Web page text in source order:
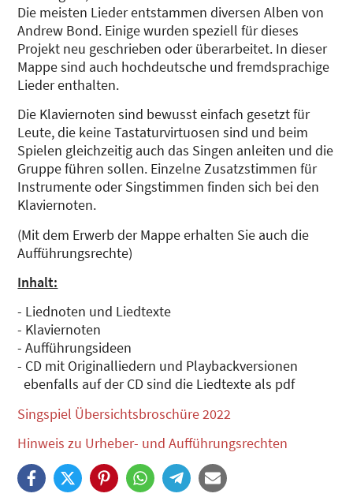
Die meisten Lieder entstammen diversen Alben von
Andrew Bond. Einige wurden speziell für dieses
Projekt neu geschrieben oder überarbeitet. In dieser
Mappe sind auch hochdeutsche und fremdsprachige
Lieder enthalten.
Die Klaviernoten sind bewusst einfach gesetzt für
Leute, die keine Tastaturvirtuosen sind und beim
Spielen gleichzeitig auch das Singen anleiten und die
Gruppe führen sollen. Einzelne Zusatzstimmen für
Instrumente oder Singstimmen finden sich bei den
Klaviernoten.
(Mit dem Erwerb der Mappe erhalten Sie auch die
Aufführungsrechte)
Inhalt:
- Liednoten und Liedtexte
- Klaviernoten
- Aufführungsideen
- CD mit Originalliedern und Playbackversionen
ebenfalls auf der CD sind die Liedtexte als pdf
Singspiel Übersichtsbroschüre 2022
Hinweis zu Urheber- und Aufführungsrechten